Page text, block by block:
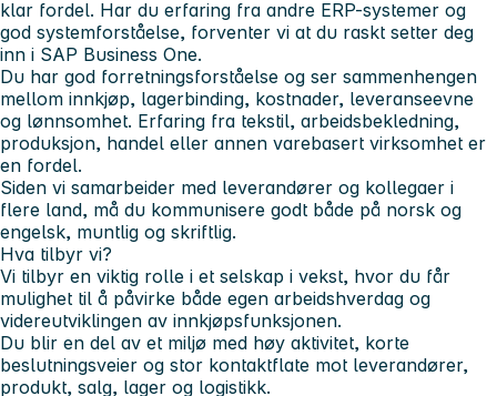
klar fordel. Har du erfaring fra andre ERP-systemer og
god systemforståelse, forventer vi at du raskt setter deg
inn i SAP Business One.
Du har god forretningsforståelse og ser sammenhengen
mellom innkjøp, lagerbinding, kostnader, leveranseevne
og lønnsomhet. Erfaring fra tekstil, arbeidsbekledning,
produksjon, handel eller annen varebasert virksomhet er
en fordel.
Siden vi samarbeider med leverandører og kollegaer i
flere land, må du kommunisere godt både på norsk og
engelsk, muntlig og skriftlig.
Hva tilbyr vi?
Vi tilbyr en viktig rolle i et selskap i vekst, hvor du får
mulighet til å påvirke både egen arbeidshverdag og
videreutviklingen av innkjøpsfunksjonen.
Du blir en del av et miljø med høy aktivitet, korte
beslutningsveier og stor kontaktflate mot leverandører,
produkt, salg, lager og logistikk.